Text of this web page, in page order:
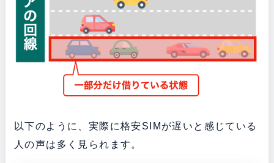
以下のように、実際に格安SIMが遅いと感じている
人の声は多く見られます。